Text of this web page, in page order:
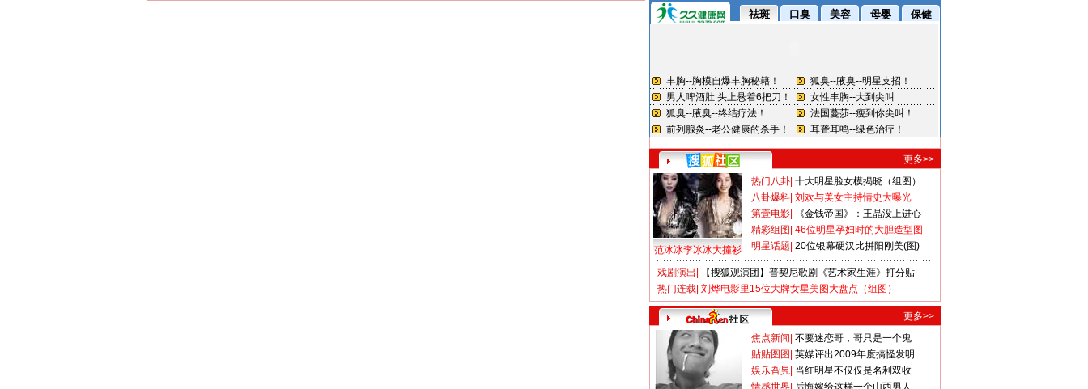
更多>>
范冰冰李冰冰大撞衫
热门八卦 十大明星脸女模揭晓（组图）
八卦爆料 刘欢与美女主持情史大曝光
第壹电影
《金钱帝国》：王晶没上进心
精彩组图 46位明星孕妇时的大胆造型图
明星话题 20位银幕硬汉比拼阳刚美(图)
戏剧演出
【搜狐观演团】普契尼歌剧《艺术家生涯》打分贴
热门连载 刘烨电影里15位大牌女星美图大盘点（组图）
更多>>
焦点新闻 不要迷恋哥，哥只是一个鬼
贴贴图图 英媒评出2009年度搞怪发明
娱乐旮旯 当红明星不仅仅是名利双收
情感世界 后悔嫁给这样一个山西男人